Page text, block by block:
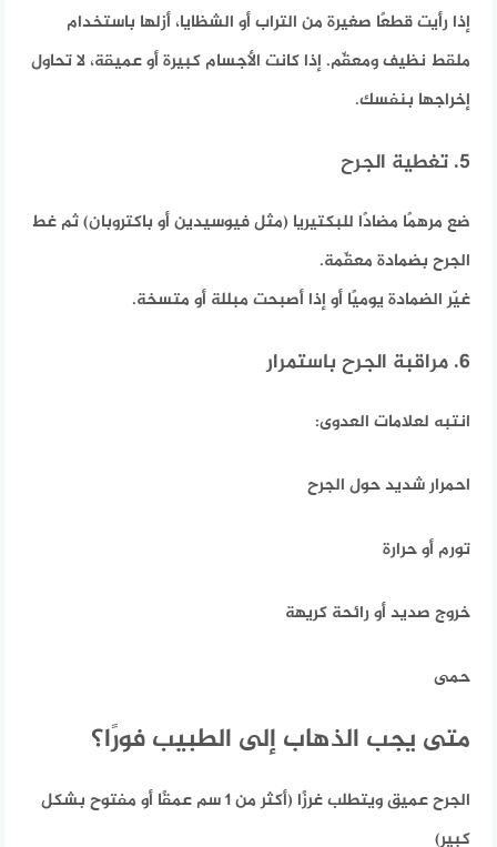
إذا رأيت قطعًا صغيرة من التراب أو الشظايا، أزلها باستخدام
ملقط نظيف ومعقّم. إذا كانت الأجسام كبيرة أو عميقة، لا تحاول
إخراجها بنفسك.
5. تغطية الجرح
ضع مرهمًا مضادًا للبكتيريا (مثل فيوسيدين أو باكتروبان) ثم غط
الجرح بضمادة معقّمة.
غيّر الضمادة يوميًا أو إذا أصبحت مبللة أو متسخة.
6. مراقبة الجرح باستمرار
انتبه لعلامات العدوى:
احمرار شديد حول الجرح
تورم أو حرارة
خروج صديد أو رائحة كريهة
حمى
متى يجب الذهاب إلى الطبيب فورًا؟
الجرح عميق ويتطلب غرزًا (أكثر من 1 سم عمقًا أو مفتوح بشكل
كبير)